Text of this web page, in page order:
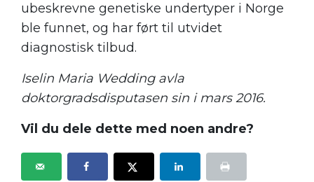
ubeskrevne genetiske undertyper i Norge
ble funnet, og har ført til utvidet
diagnostisk tilbud.
Iselin Maria Wedding avla
doktorgradsdisputasen sin i mars 2016.
Vil du dele dette med noen andre?